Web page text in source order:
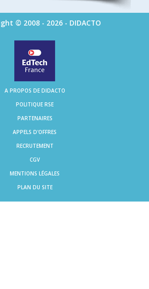
© 2008 - 2026 - DIDACTO
A PROPOS DE DIDACTO
POLITIQUE RSE
PARTENAIRES
APPELS D'OFFRES
RECRUTEMENT
CGV
MENTIONS LÉGALES
PLAN DU SITE